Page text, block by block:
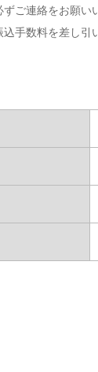
ご連絡をお願い
手数料を差し引